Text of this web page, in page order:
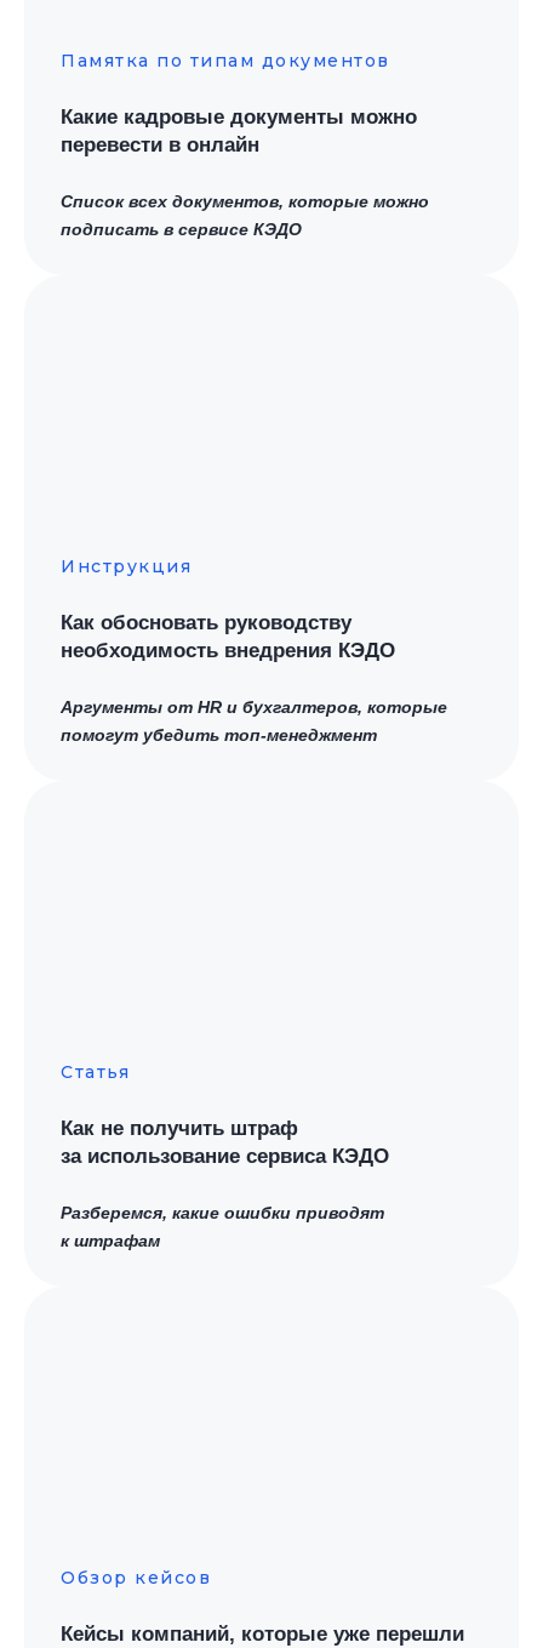
Памятка по типам документов
Какие кадровые документы можно
перевести в онлайн
Список всех документов, которые можно
подписать в сервисе КЭДО
Инструкция
Как обосновать руководству
необходимость внедрения КЭДО
Аргументы от HR и бухгалтеров, которые
помогут убедить топ-менеджмент
Статья
Как не получить штраф
за использование сервиса КЭДО
Разберемся, какие ошибки приводят
к штрафам
Обзор кейсов
Кейсы компаний, которые уже перешли